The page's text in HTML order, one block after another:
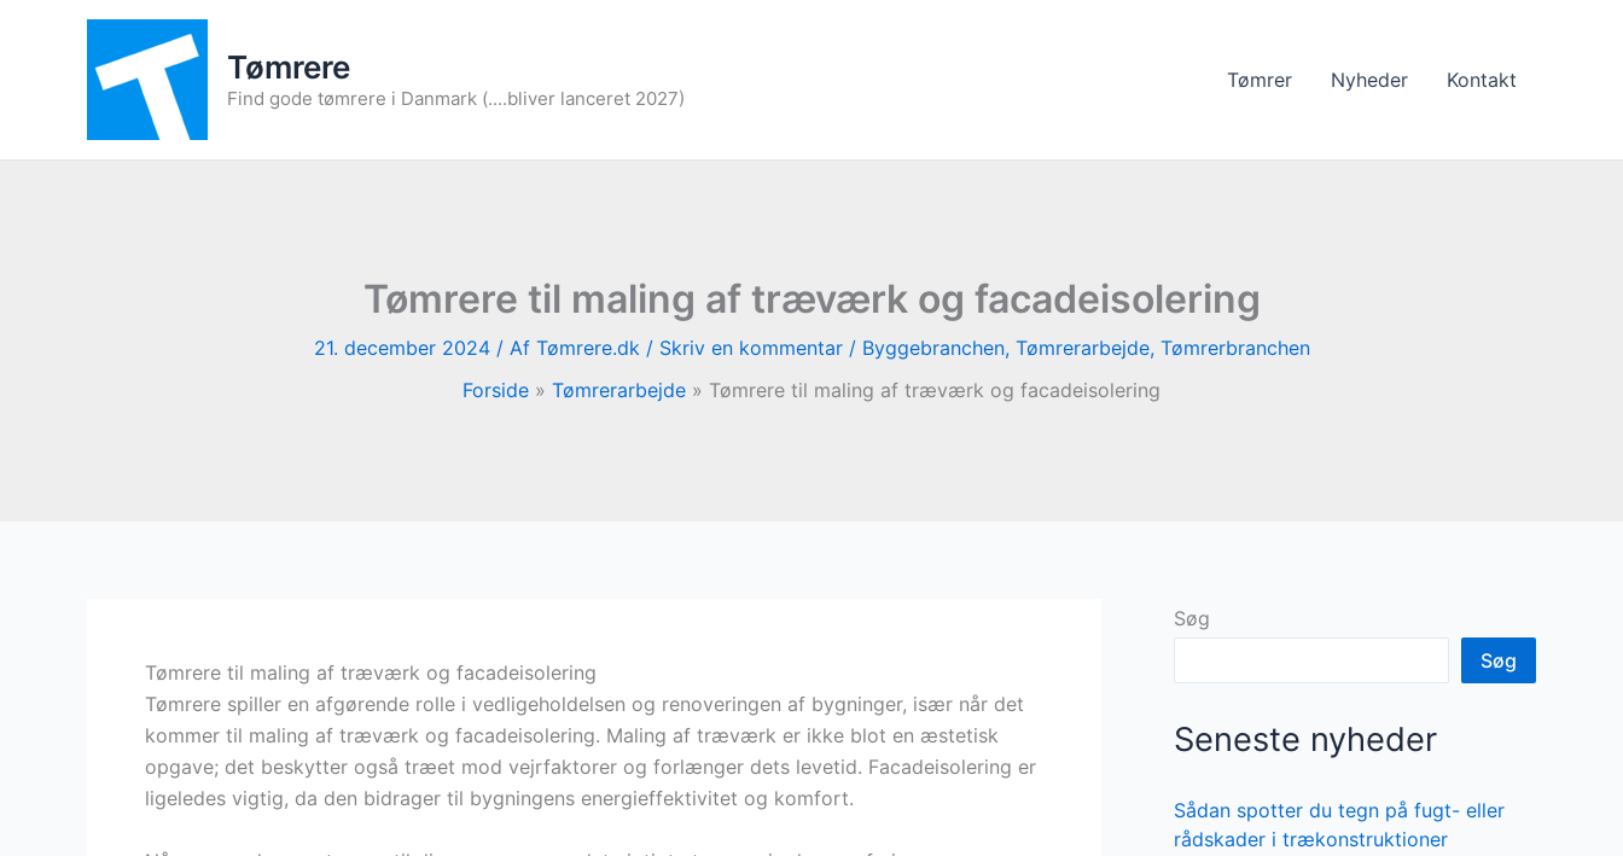
Tømrere
Find gode tømrere i Danmark (....bliver lanceret 2027)
Tømrer Nyheder Kontakt
Tømrere til maling af træværk og facadeisolering
21. december 2024 / Af Tømrere.dk / Skriv en kommentar / Byggebranchen, Tømrerarbejde, Tømrerbranchen
Forside
Tømrerarbejde Tømrere til maling af træværk og facadeisolering
Tømrere til maling af træværk og facadeisolering
Tømrere spiller en afgørende rolle i vedligeholdelsen og renoveringen af bygninger, især når det
kommer til maling af træværk og facadeisolering. Maling af træværk er ikke blot en æstetisk
opgave; det beskytter også træet mod vejrfaktorer og forlænger dets levetid. Facadeisolering er
ligeledes vigtig, da den bidrager til bygningens energieffektivitet og komfort.
Søg
Søg
Seneste nyheder
Sådan spotter du tegn på fugt- eller
rådskader i trækonstruktioner